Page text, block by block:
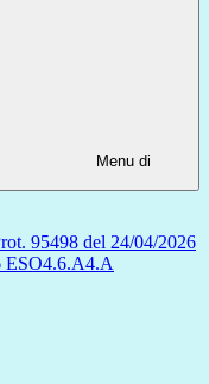
Menu di
95498 del 24/04/2026
ESO4.6.A4.A